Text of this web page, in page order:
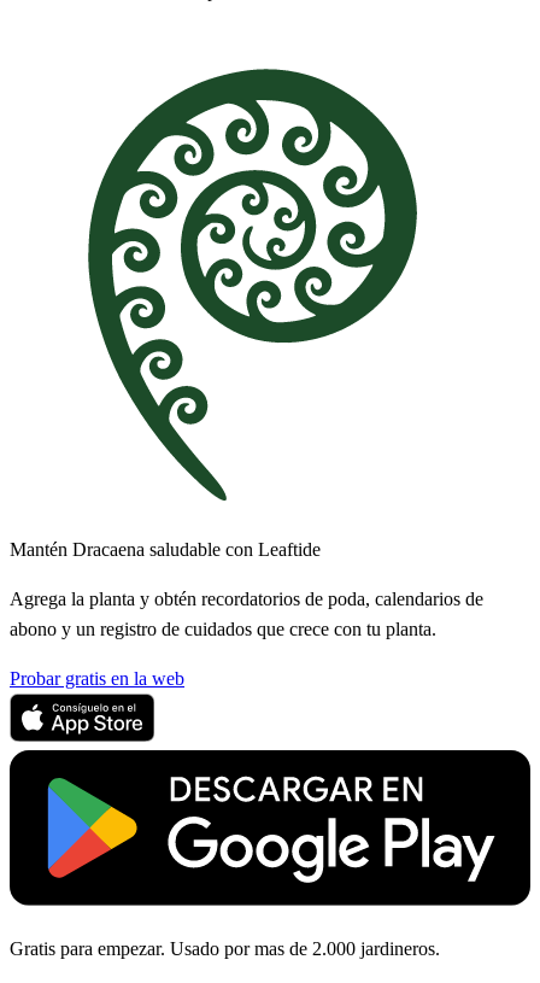
Mantén Dracaena saludable con Leaftide
Agrega la planta y obtén recordatorios de poda, calendarios de
abono y un registro de cuidados que crece con tu planta.
Probar gratis en la web
Gratis para empezar. Usado por mas de 2.000 jardineros.